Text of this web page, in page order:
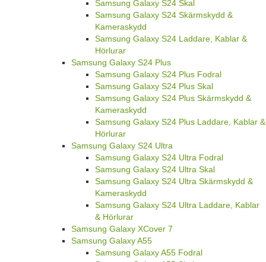
Samsung Galaxy S24 Skal
Samsung Galaxy S24 Skärmskydd &
Kameraskydd
Samsung Galaxy S24 Laddare, Kablar &
Hörlurar
Samsung Galaxy S24 Plus
Samsung Galaxy S24 Plus Fodral
Samsung Galaxy S24 Plus Skal
Samsung Galaxy S24 Plus Skärmskydd &
Kameraskydd
Samsung Galaxy S24 Plus Laddare, Kablar &
Hörlurar
Samsung Galaxy S24 Ultra
Samsung Galaxy S24 Ultra Fodral
Samsung Galaxy S24 Ultra Skal
Samsung Galaxy S24 Ultra Skärmskydd &
Kameraskydd
Samsung Galaxy S24 Ultra Laddare, Kablar
& Hörlurar
Samsung Galaxy XCover 7
Samsung Galaxy A55
Samsung Galaxy A55 Fodral